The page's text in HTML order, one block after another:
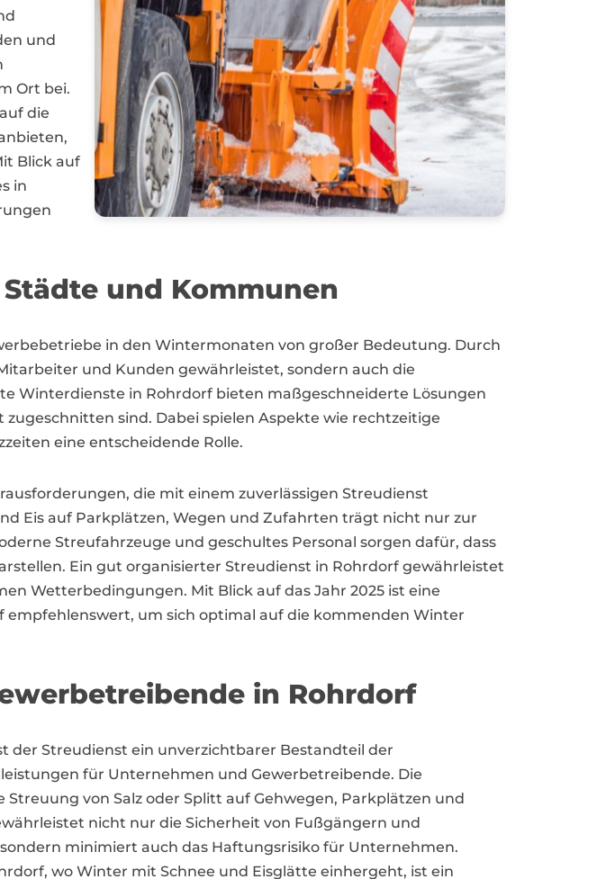
und
Ort bei.
die
Blick auf
in
und Kommunen
in den Wintermonaten von großer Bedeutung. Durch
und Kunden gewährleistet, sondern auch die
Winterdienste in Rohrdorf bieten maßgeschneiderte Lösungen
sind. Dabei spielen Aspekte wie rechtzeitige
eine entscheidende Rolle.
die mit einem zuverlässigen Streudienst
Eis auf Parkplätzen, Wegen und Zufahrten trägt nicht nur zur
Streufahrzeuge und geschultes Personal sorgen dafür, dass
Ein gut organisierter Streudienst in Rohrdorf gewährleistet
Wetterbedingungen. Mit Blick auf das Jahr 2025 ist eine
um sich optimal auf die kommenden Winter
in Rohrdorf
der Streudienst ein unverzichtbarer Bestandteil der
für Unternehmen und Gewerbetreibende. Die
Streuung von Salz oder Splitt auf Gehwegen, Parkplätzen und
nicht nur die Sicherheit von Fußgängern und
minimiert auch das Haftungsrisiko für Unternehmen.
wo Winter mit Schnee und Eisglätte einhergeht, ist ein